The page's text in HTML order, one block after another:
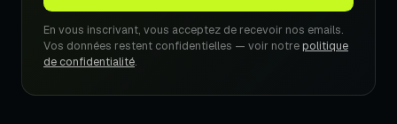
En vous inscrivant, vous acceptez de recevoir nos emails.
Vos données restent confidentielles — voir notrepolitique
de confidentialité.